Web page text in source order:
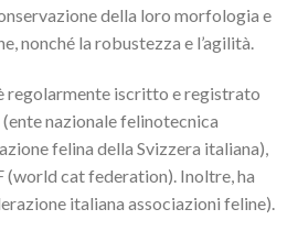
della loro morfologia e
nonché la robustezza e l’agilità.
regolarmente iscritto e registrato
nazionale felinotecnica
felina della Svizzera italiana),
(world cat federation). Inoltre, ha
italiana associazioni feline).